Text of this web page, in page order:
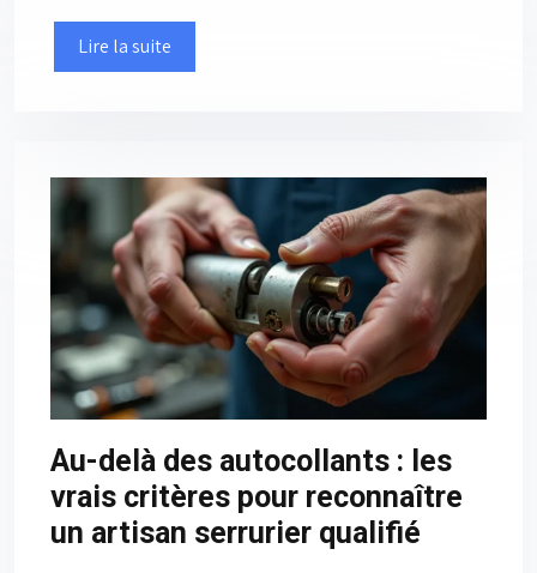
Lire la suite
Au-delà des autocollants : les
vrais critères pour reconnaître
un artisan serrurier qualifié